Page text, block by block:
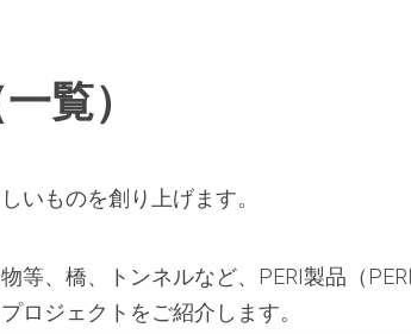
覧）
いものを創り上げます。
等、橋、トンネルなど、PERI製品（
ロジェクトをご紹介します。